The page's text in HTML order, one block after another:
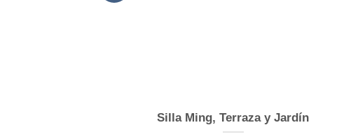
Silla Ming, Terraza y Jardín